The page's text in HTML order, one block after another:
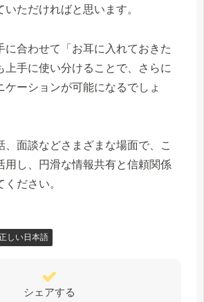
ただければと思います。
に合わせて「お耳に入れておきた
上手に使い分けることで、さらに
ケーションが可能になるでしょ
、面談などさまざまな場面で、こ
用し、円滑な情報共有と信頼関係
ださい。
しい日本語
シェアする